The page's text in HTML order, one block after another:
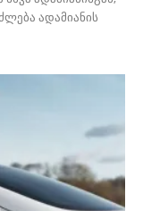
ადამიანის